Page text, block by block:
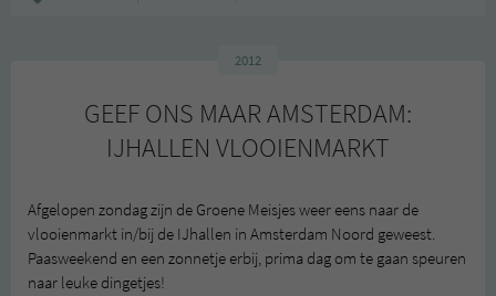
2012
GEEF ONS MAAR AMSTERDAM:
IJHALLEN VLOOIENMARKT
Afgelopen zondag zijn de Groene Meisjes weer eens naar de
vlooienmarkt in/bij de IJhallen in Amsterdam Noord geweest.
Paasweekend en een zonnetje erbij, prima dag om te gaan speuren
naar leuke dingetjes!